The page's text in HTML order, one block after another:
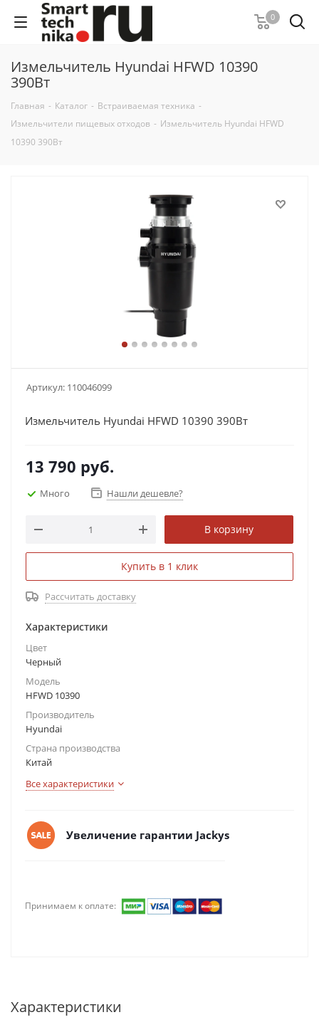
0
Измельчитель Hyundai HFWD 10390
390Вт
Главная - Каталог - Встраиваемая техника -
Измельчители пищевых отходов - Измельчитель Hyundai HFWD
10390 390Вт
Артикул: 110046099
Измельчитель Hyundai HFWD 10390 390Вт
13 790 руб.
Много Нашли дешевле?
В корзину
Купить в 1 клик
Рассчитать доставку
Характеристики
Цвет
Черный
Модель
HFWD 10390
Производитель
Hyundai
Страна производства
Китай
Все характеристики
Увеличение гарантии Jackys
Принимаем к оплате:
Характеристики